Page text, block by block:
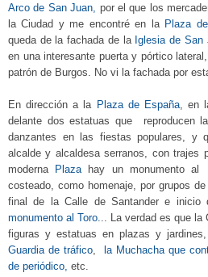
Arco de San Juan, por el que los
la Ciudad y me encontré en la Plaza
queda de la fachada de la Iglesia de
en una interesante puerta y pórtico lateral,
patrón de Burgos.
No vi la fachada por
En dirección a la Plaza de España,en
delante dos estatuasque reproducen
danzantes en las fiestas populares, y
alcalde y alcaldesa serranos, con trajes
moderna
Plaza hay un monumento al
costeado, como homenaje, por grupos
final de la Calle de Santander e
monumento al Toro.
.. La verdad es que
figuras y estatuas en plazas y
Guardia de tráfico
la Muchacha que
de periódico etc.